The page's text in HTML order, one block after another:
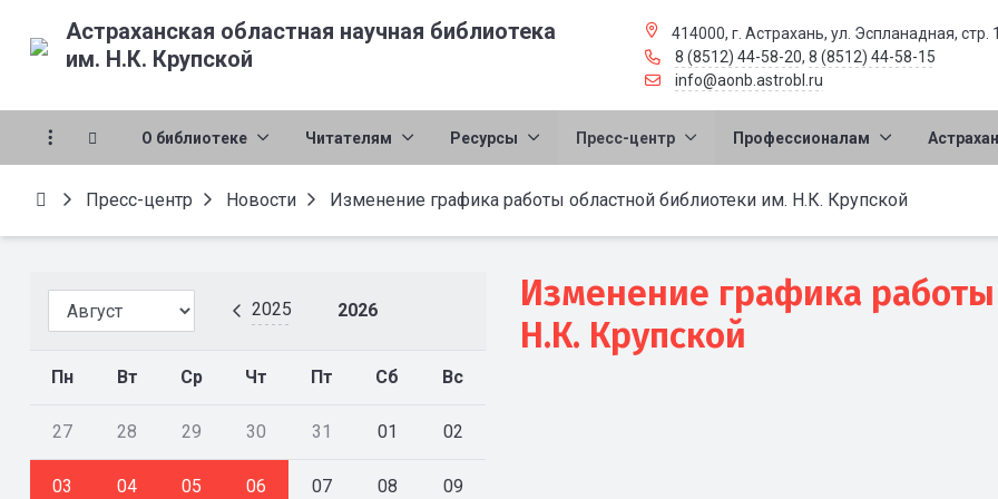
Астраханская областная научная библиотека
им. Н.К. Крупской
414000, г. Астрахань, ул. Эспланадная, стр.
8 (8512) 44-58-20, 8 (8512) 44-58-15
info@aonb.astrobl.ru
О библиотеке Читателям Ресурсы Пресс-центр Профессионалам
Пресс-центр Новости Изменение графика работы областной библиотеки им. Н.К. Крупской
2025 2026
Пн Вт Ср Чт Пт Сб Вс
27 28 29 30 31 01 02
03 04 05 06 07 08 09
Изменение графика
Н.К. Крупской